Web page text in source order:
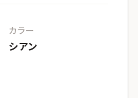
カラー
シアン